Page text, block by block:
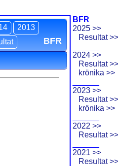
2013
BFR
BFR
2025 >>
Resultat >>
2024 >>
Resultat >>
krönika >>
2023 >>
Resultat >>
krönika >>
2022 >>
Resultat >>
2021 >>
Resultat >>